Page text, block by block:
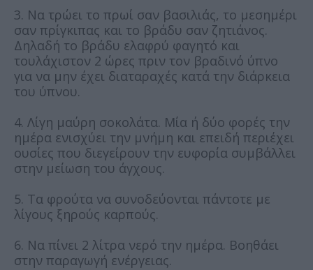
3. Να τρώει το πρωί σαν βασιλιάς, το μεσημέρι
σαν πρίγκιπας και το βράδυ σαν ζητιάνος.
Δηλαδή το βράδυ ελαφρύ φαγητό και
τουλάχιστον 2 ώρες πριν τον βραδινό ύπνο
για να μην έχει διαταραχές κατά την διάρκεια
του ύπνου.
4. Λίγη μαύρη σοκολάτα. Μία ή δύο φορές την
ημέρα ενισχύει την μνήμη και επειδή περιέχει
ουσίες που διεγείρουν την ευφορία συμβάλλει
στην μείωση του άγχους.
5. Τα φρούτα να συνοδεύονται πάντοτε με
λίγους ξηρούς καρπούς.
6. Να πίνει 2 λίτρα νερό την ημέρα. Βοηθάει
στην παραγωγή ενέργειας.